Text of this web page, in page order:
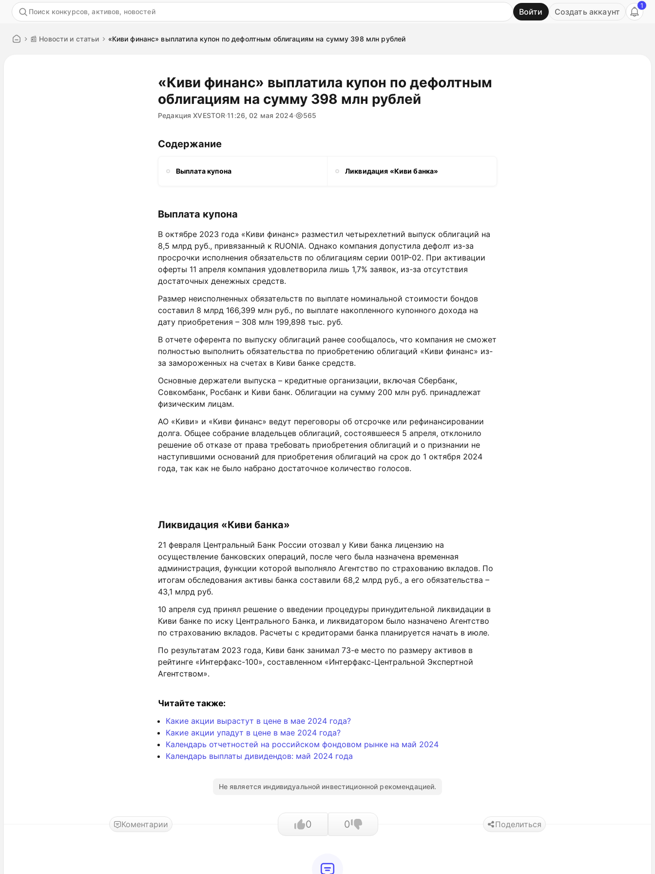
Войти Создать аккаунт
1
📰 Новости и статьи «Киви финанс» выплатила купон по дефолтным облигациям на сумму 398 млн рублей
«Киви финанс» выплатила купон по дефолтным
облигациям на сумму 398 млн рублей
Редакция XVESTOR 11:26, 02 мая 2024 565
Содержание
Выплата купона Ликвидация «Киви банка»
Выплата купона
В октябре 2023 года «Киви финанс» разместил четырехлетний выпуск облигаций на
8,5 млрд руб., привязанный к RUONIA. Однако компания допустила дефолт из-за
просрочки исполнения обязательств по облигациям серии 001Р-02. При активации
оферты 11 апреля компания удовлетворила лишь 1,7% заявок, из-за отсутствия
достаточных денежных средств.
Размер неисполненных обязательств по выплате номинальной стоимости бондов
составил 8 млрд 166,399 млн руб., по выплате накопленного купонного дохода на
дату приобретения – 308 млн 199,898 тыс. руб.
В отчете оферента по выпуску облигаций ранее сообщалось, что компания не сможет
полностью выполнить обязательства по приобретению облигаций «Киви финанс» из-
за замороженных на счетах в Киви банке средств.
Основные держатели выпуска – кредитные организации, включая Сбербанк,
Совкомбанк, Росбанк и Киви банк. Облигации на сумму 200 млн руб. принадлежат
физическим лицам.
АО «Киви» и «Киви финанс» ведут переговоры об отсрочке или рефинансировании
долга. Общее собрание владельцев облигаций, состоявшееся 5 апреля, отклонило
решение об отказе от права требовать приобретения облигаций и о признании не
наступившими оснований для приобретения облигаций на срок до 1 октября 2024
года, так как не было набрано достаточное количество голосов.
Ликвидация «Киви банка»
21 февраля Центральный Банк России отозвал у Киви банка лицензию на
осуществление банковских операций, после чего была назначена временная
администрация, функции которой выполняло Агентство по страхованию вкладов. По
итогам обследования активы банка составили 68,2 млрд руб., а его обязательства –
43,1 млрд руб.
10 апреля суд принял решение о введении процедуры принудительной ликвидации в
Киви банке по иску Центрального Банка, и ликвидатором было назначено Агентство
по страхованию вкладов. Расчеты с кредиторами банка планируется начать в июле.
По результатам 2023 года, Киви банк занимал 73-е место по размеру активов в
рейтинге «Интерфакс-100», составленном «Интерфакс-Центральной Экспертной
Агентством».
Читайте также:
Какие акции вырастут в цене в мае 2024 года?
Какие акции упадут в цене в мае 2024 года?
Календарь отчетностей на российском фондовом рынке на май 2024
Календарь выплаты дивидендов: май 2024 года
Не является индивидуальной инвестиционной рекомендацией.
Коментарии 0 0 Поделиться